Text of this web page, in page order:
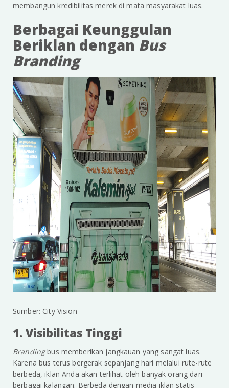
membangun kredibilitas merek di mata masyarakat luas.
Berbagai Keunggulan
Beriklan denganBus
Branding
Sumber: City Vision
1. Visibilitas Tinggi
Brandingbus memberikan jangkauan yang sangat luas.
Karena bus terus bergerak sepanjang hari melalui rute-rute
berbeda, iklan Anda akan terlihat oleh banyak orang dari
berbagai kalangan. Berbeda dengan media iklan statis